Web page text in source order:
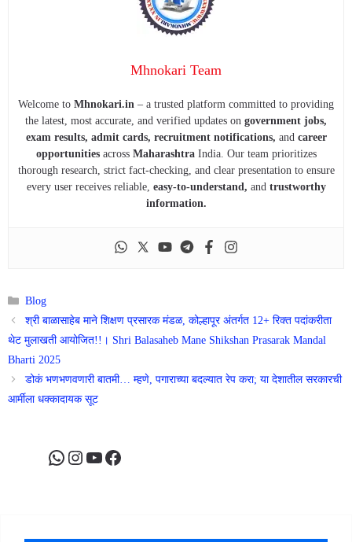
Mhnokari Team
Welcome to Mhnokari.in – a trusted platform committed to providing
the latest, most accurate, and verified updates on government jobs,
exam results, admit cards, recruitment notifications, and career
opportunitiesacross MaharashtraIndia. Our team prioritizes
thorough research, strict fact-checking, and clear presentation to ensure
every user receives reliable, easy-to-understand, and trustworthy
information.
Categories
Blog
श्री बाळासाहेब माने शिक्षण प्रसारक मंडळ, कोल्हापूर अंतर्गत 12+ रिक्त पदांकरीता
थेट मुलाखती आयोजित!!। Shri Balasaheb Mane Shikshan Prasarak Mandal
Bharti 2025
डोकं भणभणवणारी बातमी… म्हणे, पगाराच्या बदल्यात रेप करा; या देशातील सरकारची
आर्मीला धक्कादायक सूट
WhatsApp
Instagram
YouTube
Facebook